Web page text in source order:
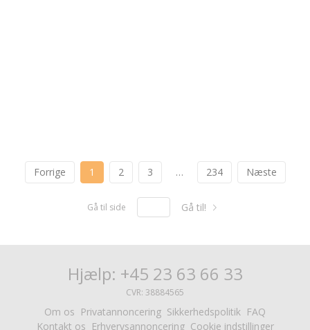
Forrige 1 2 3 … 234 Næste
Gå til side Gå til!
Hjælp: +45 23 63 66 33
CVR: 38884565
Om os Privatannoncering Sikkerhedspolitik FAQ
Kontakt os Erhvervsannoncering Cookie indstillinger